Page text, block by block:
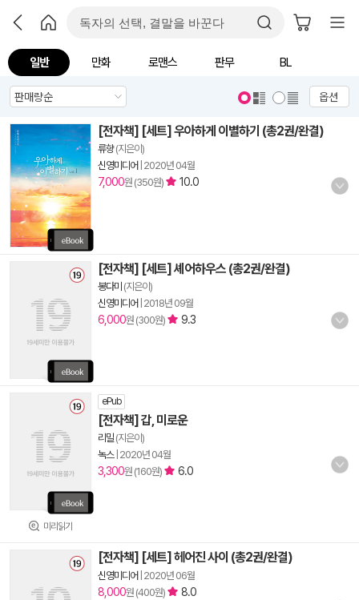
일반 만화 로맨스 판무 BL
옵션
[전자책] [세트] 우아하게 이별하기 (총2권/완결)
류향(지은이)
신영미디어 2020년 04월
7,000원 (350원) 10.0
[전자책] [세트] 셰어하우스 (총2권/완결)
봉다미 (지은이)
신영미디어 2018년 09월
6,000원 (300원) 9.3
미리읽기
ePub
[전자책] 갑, 미로운
리밀 (지은이)
녹스| 2020년 04월
3,300원 (160원) 6.0
[전자책] [세트] 헤어진 사이 (총2권/완결)
신영미디어 2020년 06월
8,000원 (400원) 8.0